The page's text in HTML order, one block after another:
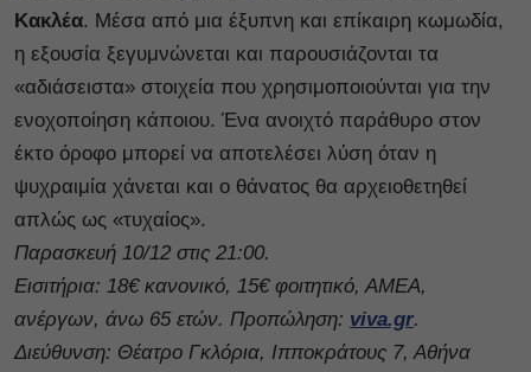
Κακλέα. Μέσα από μια έξυπνη και επίκαιρη κωμωδία,
η εξουσία ξεγυμνώνεται και παρουσιάζονται τα
«αδιάσειστα» στοιχεία που χρησιμοποιούνται για την
ενοχοποίηση κάποιου. Ένα ανοιχτό παράθυρο στον
έκτο όροφο μπορεί να αποτελέσει λύση όταν η
ψυχραιμία χάνεται και ο θάνατος θα αρχειοθετηθεί
απλώς ως «τυχαίος».
Παρασκευή 10/12 στις 21:00.
Εισιτήρια: 18€ κανονικό, 15€ φοιτητικό, ΑΜΕΑ,
ανέργων, άνω 65 ετών. Προπώληση: viva.gr.
Διεύθυνση: Θέατρο Γκλόρια, Ιπποκράτους 7, Αθήνα